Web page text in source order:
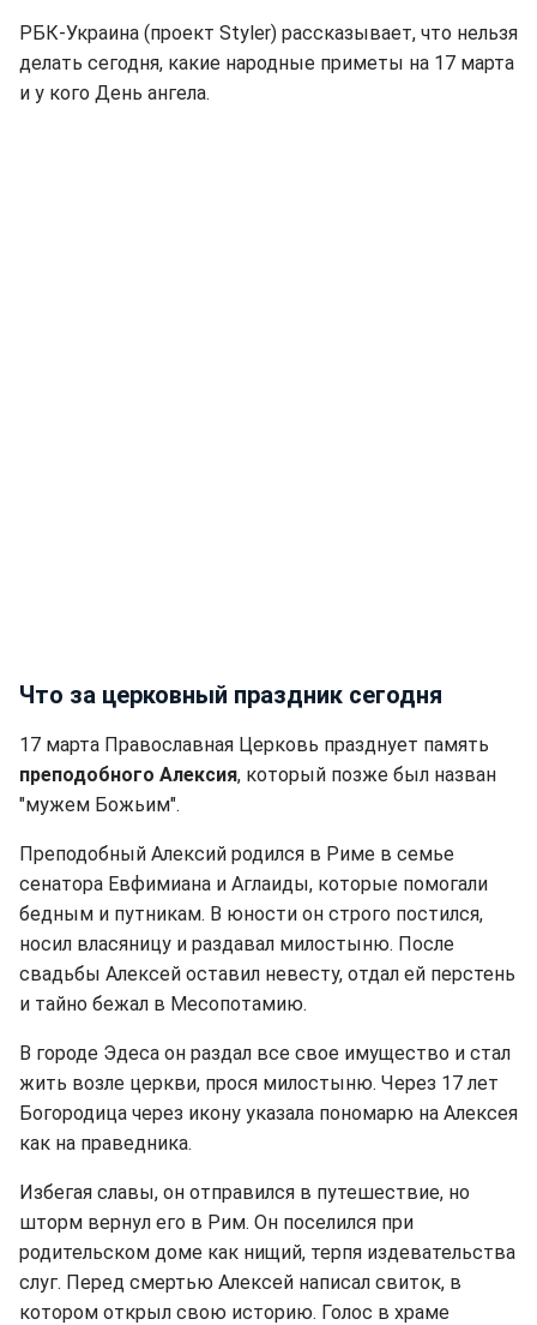
РБК-Украина (проект Styler) рассказывает, что нельзя
делать сегодня, какие народные приметы на 17 марта
и у кого День ангела.
Что за церковный праздник сегодня
17 марта Православная Церковь празднует память
преподобного Алексия, который позже был назван
"мужем Божьим".
Преподобный Алексий родился в Риме в семье
сенатора Евфимиана и Аглаиды, которые помогали
бедным и путникам. В юности он строго постился,
носил власяницу и раздавал милостыню. После
свадьбы Алексей оставил невесту, отдал ей перстень
и тайно бежал в Месопотамию.
В городе Эдеса он раздал все свое имущество и стал
жить возле церкви, прося милостыню. Через 17 лет
Богородица через икону указала пономарю на Алексея
как на праведника.
Избегая славы, он отправился в путешествие, но
шторм вернул его в Рим. Он поселился при
родительском доме как нищий, терпя издевательства
слуг. Перед смертью Алексей написал свиток, в
котором открыл свою историю. Голос в храме